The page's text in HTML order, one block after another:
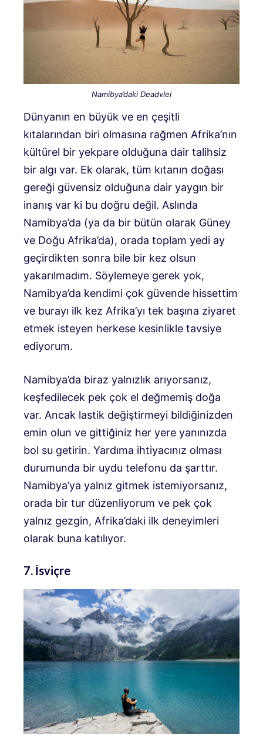
Namibya’daki Deadvlei
Dünyanın en büyük ve en çeşitli
kıtalarından biri olmasına rağmen Afrika’nın
kültürel bir yekpare olduğuna dair talihsiz
bir algı var. Ek olarak, tüm kıtanın doğası
gereği güvensiz olduğuna dair yaygın bir
inanış var ki bu doğru değil. Aslında
Namibya’da (ya da bir bütün olarak Güney
ve Doğu Afrika’da), orada toplam yedi ay
geçirdikten sonra bile bir kez olsun
yakarılmadım. Söylemeye gerek yok,
Namibya’da kendimi çok güvende hissettim
ve burayı ilk kez Afrika’yı tek başına ziyaret
etmek isteyen herkese kesinlikle tavsiye
ediyorum.
Namibya’da biraz yalnızlık arıyorsanız,
keşfedilecek pek çok el değmemiş doğa
var. Ancak lastik değiştirmeyi bildiğinizden
emin olun ve gittiğiniz her yere yanınızda
bol su getirin. Yardıma ihtiyacınız olması
durumunda bir uydu telefonu da şarttır.
Namibya’ya yalnız gitmek istemiyorsanız,
orada bir tur düzenliyorum ve pek çok
yalnız gezgin, Afrika’daki ilk deneyimleri
olarak buna katılıyor.
7. İsviçre